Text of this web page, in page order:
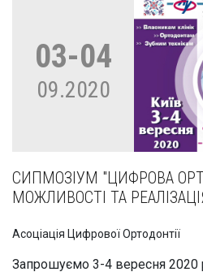
03-04
09.2020
СИПМОЗІУМ "ЦИФРОВА
МОЖЛИВОСТІ ТА
Асоціація Цифрової Ортодонтії
Запрошуємо 3-4 вересня 2020